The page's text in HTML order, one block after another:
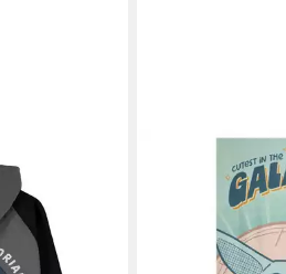
Mandalorian
bei dir
Strandtuch The
Polyester
250 gsm
21,95 €